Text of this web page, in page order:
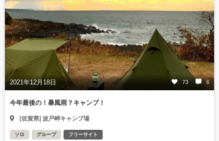
2021年12月18日 73 6
今年最後の！暴風雨？キャンプ！
[佐賀県] 波戸岬キャンプ場
ソロ グループ フリーサイト